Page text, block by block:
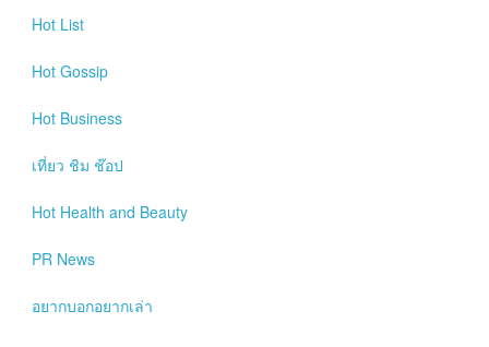
Hot List
Hot Gossip
Hot Business
เที่ยว ชิม ช๊อป
Hot Health and Beauty
PR News
อยากบอกอยากเล่า